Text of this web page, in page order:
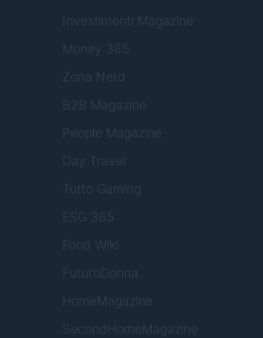
Investimenti Magazine
Money 365
Zona Nerd
B2B Magazine
People Magazine
Day Travel
Tutto Gaming
ESG 365
Food Wiki
FuturoDonna
HomeMagazine
SecondHomeMagazine